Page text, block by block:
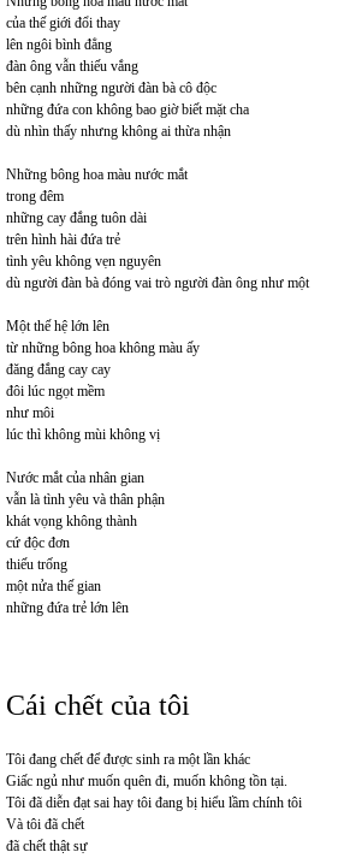
của thế giới đổi thay
lên ngôi bình đẳng
đàn ông vẫn thiếu vắng
bên cạnh những người đàn bà cô độc
những đứa con không bao giờ biết mặt cha
dù nhìn thấy nhưng không ai thừa nhận
Những bông hoa màu nước mắt
trong đêm
những cay đắng tuôn dài
trên hình hài đứa trẻ
tình yêu không vẹn nguyên
dù người đàn bà đóng vai trò người đàn ông như một
Một thế hệ lớn lên
từ những bông hoa không màu ấy
đăng đắng cay cay
đôi lúc ngọt mềm
như môi
lúc thì không mùi không vị
Nước mắt của nhân gian
vẫn là tình yêu và thân phận
khát vọng không thành
cứ độc đơn
thiếu trống
một nửa thế gian
những đứa trẻ lớn lên
Cái chết của tôi
Tôi đang chết để được sinh ra một lần khác
Giấc ngủ như muốn quên đi, muốn không tồn tại.
Tôi đã diễn đạt sai hay tôi đang bị hiểu lầm chính tôi
Và tôi đã chết
đã chết thật sự